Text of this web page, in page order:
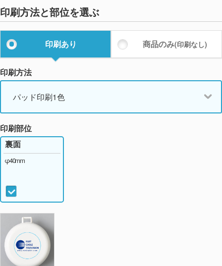
印刷方法と部位を選ぶ
印刷あり 商品のみ(印刷なし)
印刷方法
パッド印刷1色
印刷部位
裏面
φ40mm